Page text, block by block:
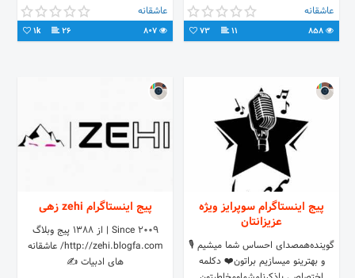
عاشقانه
11
73
عاشقانه
26
1k
پیج اینستاگرام سوپرایز ویژه
عزیزانتان
گوینده⁦🎙️ همصدای احساس شما میشیم
و بهترینو میسازیم براتون⁦❤️⁩ دکلمه
پیج اینستاگرام zehi زهی
Since 2009 | از ۱۳۸۸ پیج وبلاگ
http://zehi.blogfa.com/ عاشقانه
های ادبیات ✍